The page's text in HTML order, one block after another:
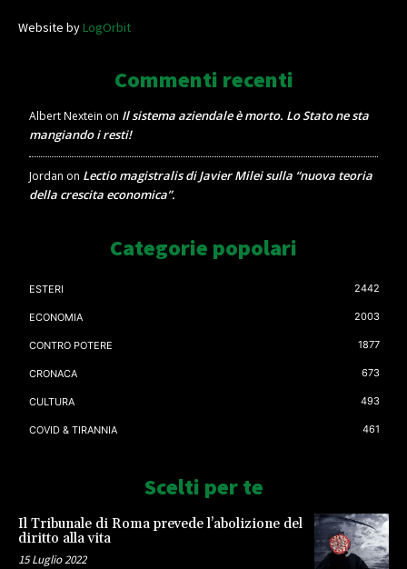
Website byLogOrbit
Commenti recenti
Albert Nextein on Il sistema aziendale è morto. Lo Stato ne sta
mangiando i resti!
Jordan on Lectio magistralis di Javier Milei sulla “nuova teoria
della crescita economica”.
Categorie popolari
ESTERI 2442
ECONOMIA 2003
CONTRO POTERE 1877
CRONACA 673
CULTURA 493
COVID & TIRANNIA 461
Scelti per te
Il Tribunale di Roma prevede l’abolizione del
diritto alla vita
15 Luglio 2022